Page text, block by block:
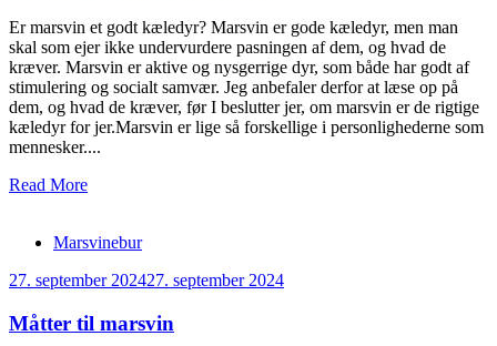
Er marsvin et godt kæledyr? Marsvin er gode kæledyr, men man
skal som ejer ikke undervurdere pasningen af dem, og hvad de
kræver. Marsvin er aktive og nysgerrige dyr, som både har godt af
stimulering og socialt samvær. Jeg anbefaler derfor at læse op på
dem, og hvad de kræver, før I beslutter jer, om marsvin er de rigtige
kæledyr for jer.Marsvin er lige så forskellige i personlighederne som
mennesker....
Read More
Marsvinebur
27. september 202427. september 2024
Måtter til marsvin